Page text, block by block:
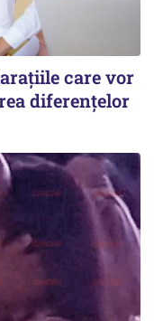
care vor
diferențelor